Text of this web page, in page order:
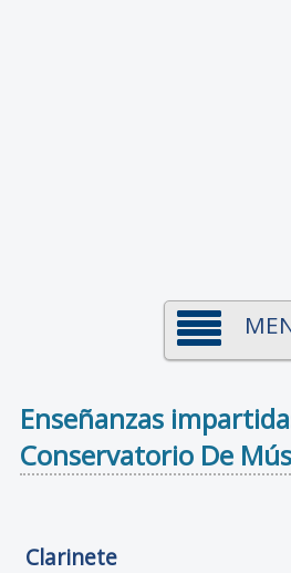
Enseñanzas
Conservatorio De
Clarinete